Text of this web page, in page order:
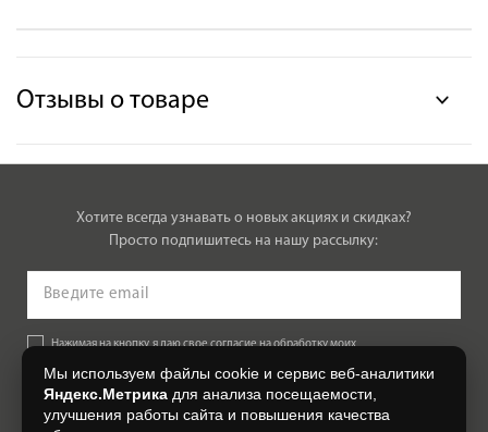
Отзывы о товаре
Хотите всегда узнавать о новых акциях и скидках?
Просто подпишитесь на нашу рассылку:
Нажимая на кнопку, я даю свое согласие на обработку моих
Согласии на обработку персональных данных.
Мы используем файлы cookie и сервис веб-аналитики
Яндекс.Метрика для анализа посещаемости,
улучшения работы сайта и повышения качества